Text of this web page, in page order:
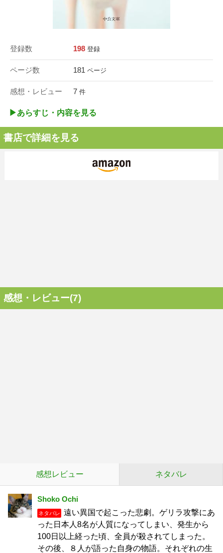
登録数 198 登録
ページ数 181 ページ
感想・レビュー 7 件
▶︎あらすじ・内容を見る
書店で詳細を見る
感想・レビュー(7)
感想レビュー ネタバレ
Shoko Ochi
ネタバレ
遠い異国で起こった悲劇。ゲリラ攻撃にあ
った日本人8名が人質になってしまい、発生から
100日以上経った頃、全員が殺されてしまった。
その後、８人が語った自身の物語。それぞれの生